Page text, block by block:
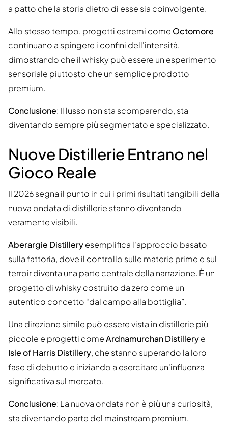
a patto che la storia dietro di esse sia coinvolgente.
Allo stesso tempo, progetti estremi come Octomore
continuano a spingere i confini dell'intensità,
dimostrando che il whisky può essere un esperimento
sensoriale piuttosto che un semplice prodotto
premium.
Conclusione: Il lusso non sta scomparendo, sta
diventando sempre più segmentato e specializzato.
Nuove Distillerie Entrano nel
Gioco Reale
Il 2026 segna il punto in cui i primi risultati tangibili della
nuova ondata di distillerie stanno diventando
veramente visibili.
Aberargie Distilleryesemplifica l'approccio basato
sulla fattoria, dove il controllo sulle materie prime e sul
terroir diventa una parte centrale della narrazione. È un
progetto di whisky costruito da zero come un
autentico concetto “dal campo alla bottiglia”.
Una direzione simile può essere vista in distillerie più
piccole e progetti comeArdnamurchan Distillerye
Isle of Harris Distillery, che stanno superando la loro
fase di debutto e iniziando a esercitare un'influenza
significativa sul mercato.
Conclusione: La nuova ondata non è più una curiosità,
sta diventando parte del mainstream premium.